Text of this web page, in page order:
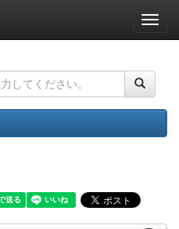
ナ
ビ
ー
ョ
ン